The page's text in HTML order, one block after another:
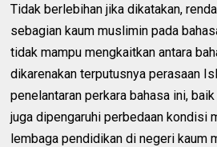
Tidak berlebihan jika dikatakan,
sebagian kaum muslimin pada
tidak mampu mengkaitkan antara
dikarenakan terputusnya perasaan
penelantaran perkara bahasa ini,
juga dipengaruhi perbedaan kondisi
lembaga pendidikan di negeri kaum